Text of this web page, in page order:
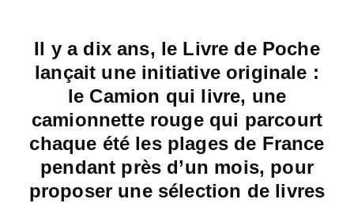
Il y a dix ans, le Livre de Poche
lançait une initiative originale :
le Camion qui livre, une
camionnette rouge qui parcourt
chaque été les plages de France
pendant près d’un mois, pour
proposer une sélection de livres